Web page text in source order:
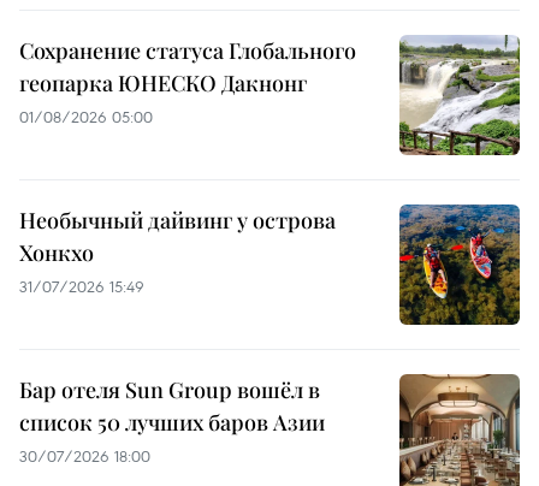
Сохранение статуса Глобального
геопарка ЮНЕСКО Дакнонг
01/08/2026 05:00
Необычный дайвинг у острова
Хонкхо
31/07/2026 15:49
Бар отеля Sun Group вошёл в
список 50 лучших баров Азии
30/07/2026 18:00